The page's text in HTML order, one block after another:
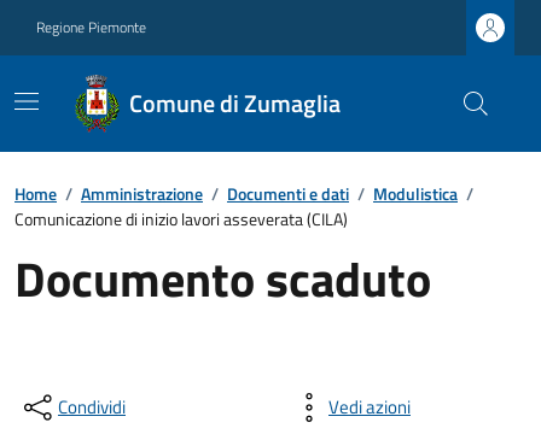
Regione Piemonte
Comune di Zumaglia
Home / Amministrazione / Documenti e dati / Modulistica /
Comunicazione di inizio lavori asseverata (CILA)
Documento scaduto
Condividi Vedi azioni